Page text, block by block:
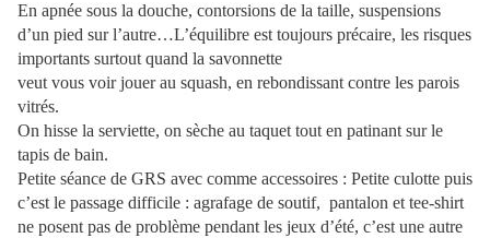
En apnée sous la douche, contorsions de la taille, suspensions
d’un pied sur l’autre…L’équilibre est toujours précaire, les risques
importants surtout quand la savonnette
veut vous voir jouer au squash, en rebondissant contre les parois
vitrés.
On hisse la serviette, on sèche au taquet tout en patinant sur le
tapis de bain.
Petite séance de GRS avec comme accessoires : Petite culotte puis
c’est le passage difficile : agrafage de soutif, pantalon et tee-shirt
ne posent pas de problème pendant les jeux d’été, c’est une autre